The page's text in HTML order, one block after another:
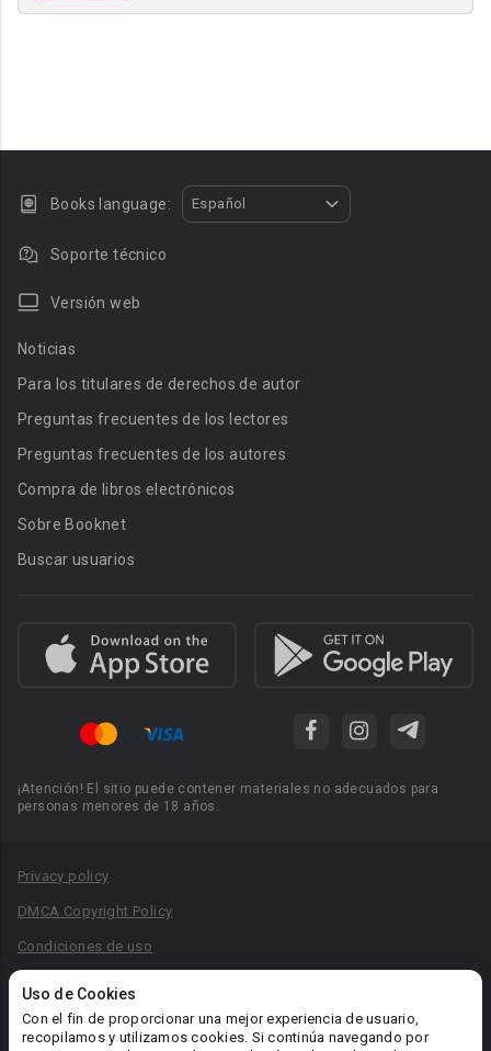
Uso de Cookies
Con el fin de proporcionar una mejor experiencia de usuario,
recopilamos y utilizamos cookies. Si continúa navegando por
Books language: Español
Soporte técnico
Versión web
Noticias
Para los titulares de derechos de autor
Preguntas frecuentes de los lectores
Preguntas frecuentes de los autores
Compra de libros electrónicos
Sobre Booknet
Buscar usuarios
¡Atención! El sitio puede contener materiales no adecuados para
personas menores de 18 años.
Privacy policy
DMCA Copyright Policy
Condiciones de uso
Reglas para la publicación de libros